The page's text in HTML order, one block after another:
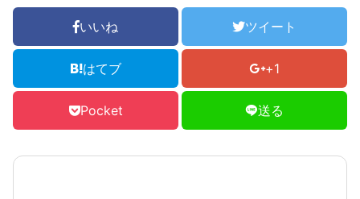
いいね ツイート
はてブ +1
Pocket 送る